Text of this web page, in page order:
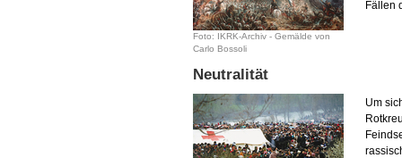
Foto: IKRK-Archiv - Gemälde von
Carlo Bossoli
Fällen
Neutralität
Um